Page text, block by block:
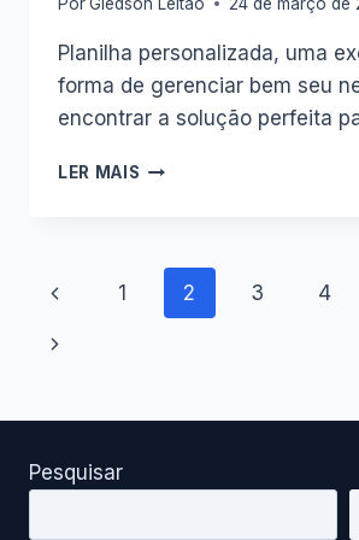
Planilha personalizada, uma
forma de gerenciar bem seu
encontrar a solução perfeita
LER MAIS PLANILHA
NEGÓCIO.
Navegação
da
Página
Página
Anterior
1 2 3 4
Página
Pesquisar